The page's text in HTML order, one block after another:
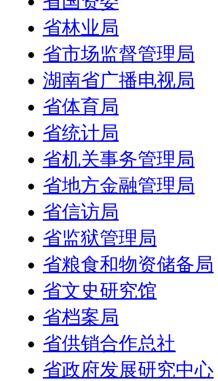
省林业局
省市场监督管理局
湖南省广播电视局
省体育局
省统计局
省机关事务管理局
省地方金融管理局
省信访局
省监狱管理局
省粮食和物资储备局
省文史研究馆
省档案局
省供销合作总社
省政府发展研究中心